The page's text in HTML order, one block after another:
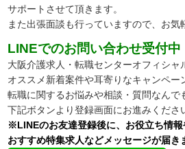
サポートさせて頂きます。
また出張面談も行っていますので、 お気
LINEでのお問い合わせ受付中
大阪介護求人・転職センターオフィシャ
オススメ新着案件や耳寄りなキャンペー
転職に関するお悩みや相談・質問なんで
下記ボタンより登録画面にお進みくださ
※LINEのお友達登録後に、お役立ち情報
おすすめ特集求人などメッセージが届き